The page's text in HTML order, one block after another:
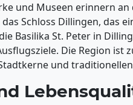
und Museen erinnern an
Schloss Dillingen, das
Basilika St. Peter in
Die Region ist
und